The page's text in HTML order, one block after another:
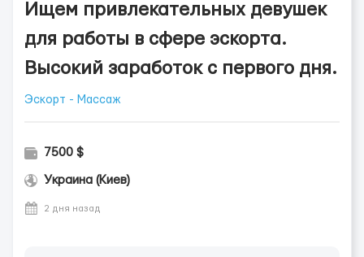
Ищем привлекательных девушек
для работы в сфере эскорта.
Высокий заработок с первого дня.
Эскорт - Массаж
7500 $
Украина (Киев)
2 дня назад